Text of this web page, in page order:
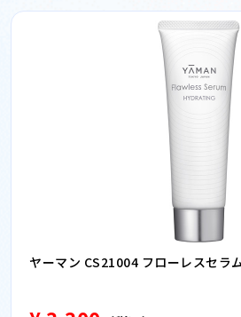
ヤーマン CS21004 フローレスセラ